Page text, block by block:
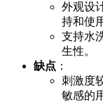
外观设
持和使
支持水
生性。
缺点 ：
刺激度
敏感的